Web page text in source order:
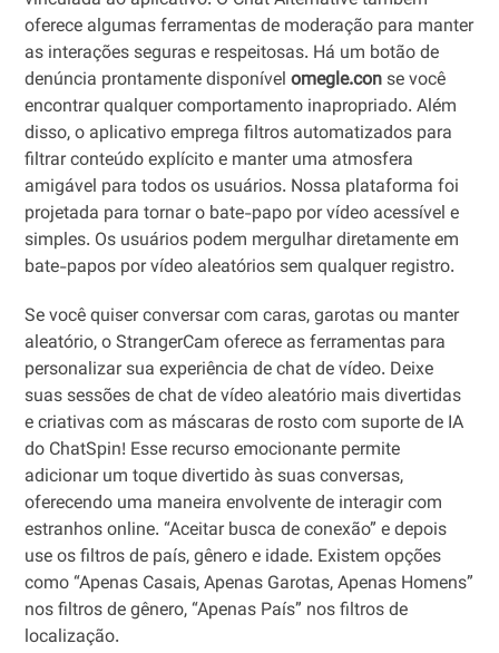
oferece algumas ferramentas de moderação para manter
as interações seguras e respeitosas. Há um botão de
denúncia prontamente disponívelomegle.conse você
encontrar qualquer comportamento inapropriado. Além
disso, o aplicativo emprega filtros automatizados para
filtrar conteúdo explícito e manter uma atmosfera
amigável para todos os usuários. Nossa plataforma foi
projetada para tornar o bate-papo por vídeo acessível e
simples. Os usuários podem mergulhar diretamente em
bate-papos por vídeo aleatórios sem qualquer registro.
Se você quiser conversar com caras, garotas ou manter
aleatório, o StrangerCam oferece as ferramentas para
personalizar sua experiência de chat de vídeo. Deixe
suas sessões de chat de vídeo aleatório mais divertidas
e criativas com as máscaras de rosto com suporte de IA
do ChatSpin! Esse recurso emocionante permite
adicionar um toque divertido às suas conversas,
oferecendo uma maneira envolvente de interagir com
estranhos online. “Aceitar busca de conexão” e depois
use os filtros de país, gênero e idade. Existem opções
como “Apenas Casais, Apenas Garotas, Apenas Homens”
nos filtros de gênero, “Apenas País” nos filtros de
localização.